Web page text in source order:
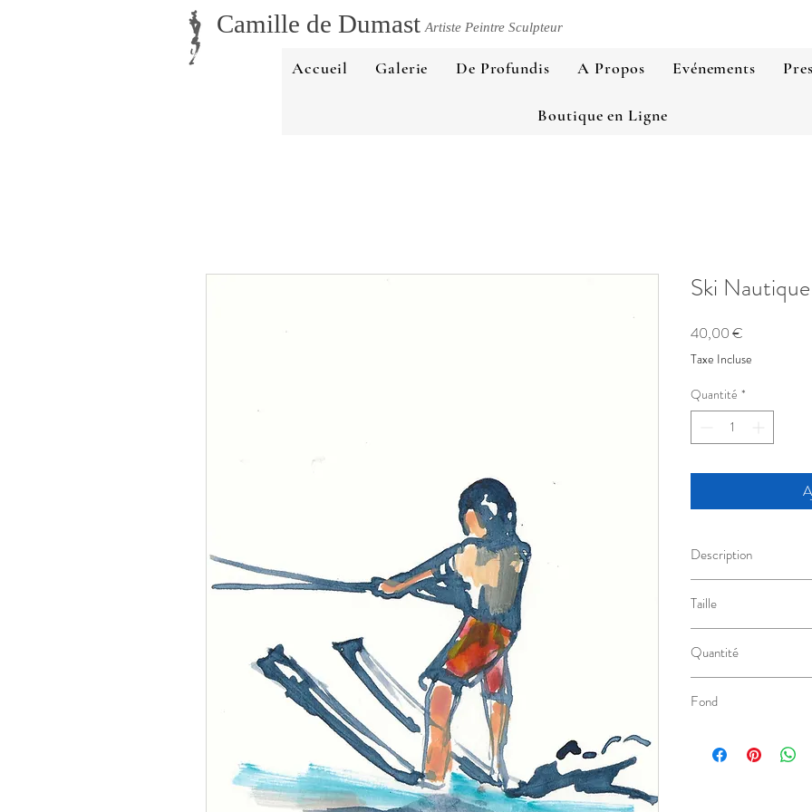
Camille de Dumast Artiste Peintre Sculpteur
Accueil
Galerie De Profundis A Propos Evénements
Boutique en Ligne
Ski Nautique
40,00 €
Taxe Incluse
Quantité *
Description
Taille
Quantité
Fond